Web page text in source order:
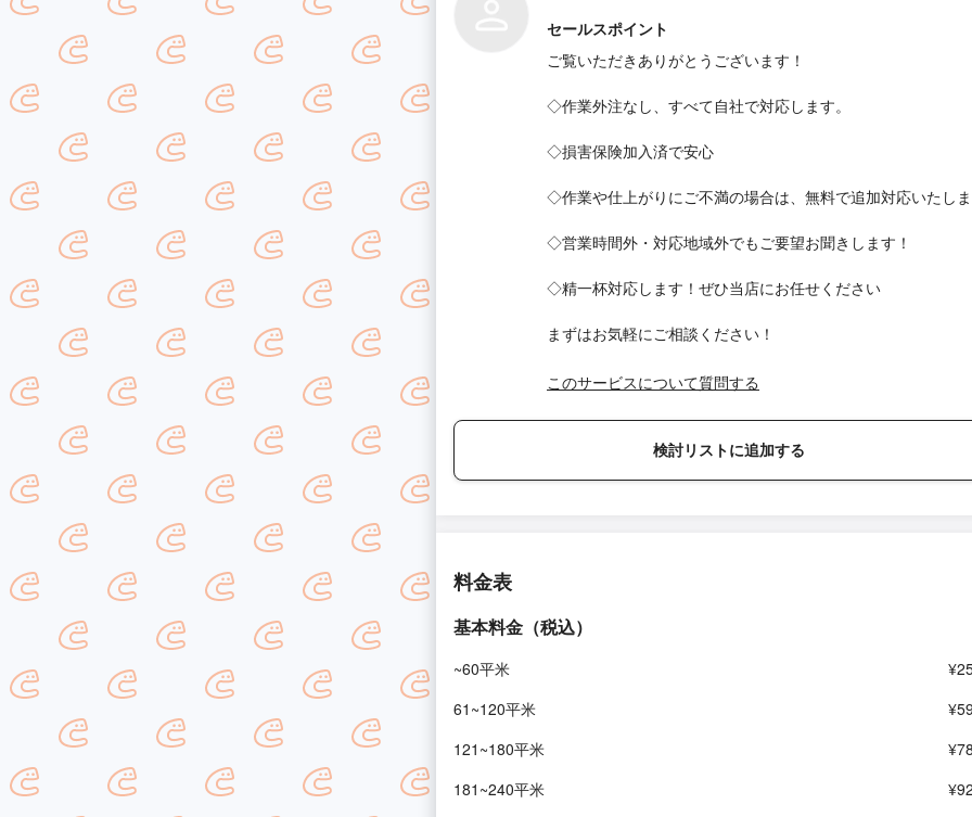
セールスポイント
ご覧いただきありがとうございます！
◇作業外注なし、すべて自社で対応します。
◇損害保険加入済で安心
◇作業や仕上がりにご不満の場合は、無料で追加対応いたし
◇営業時間外・対応地域外でもご要望お聞きします！
◇精一杯対応します！ぜひ当店にお任せください
まずはお気軽にご相談ください！
このサービスについて質問する
検討リストに追加する
料金表
基本料金（税込）
~60平米
61~120平米
121~180平米
181~240平米